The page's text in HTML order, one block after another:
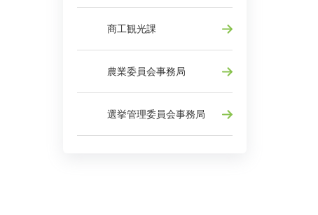
商工観光課
農業委員会事務局
選挙管理委員会事務局